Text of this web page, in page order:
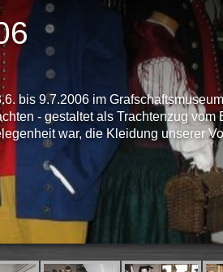
bis 9.7.2006 im
- gestaltet als Trachtenzug vom
war, die Kleidung unserer